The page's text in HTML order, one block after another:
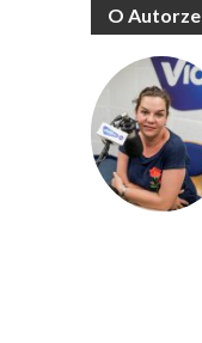
O Autorze